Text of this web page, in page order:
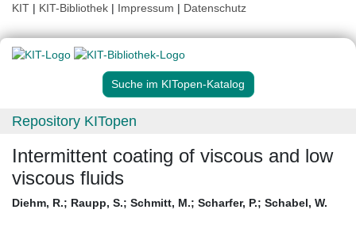
KIT | KIT-Bibliothek | Impressum | Datenschutz
Suche im KITopen-Katalog
Repository KITopen
Intermittent coating of viscous and low
viscous fluids
Diehm, R.; Raupp, S.; Schmitt, M.; Scharfer, P.; Schabel, W.